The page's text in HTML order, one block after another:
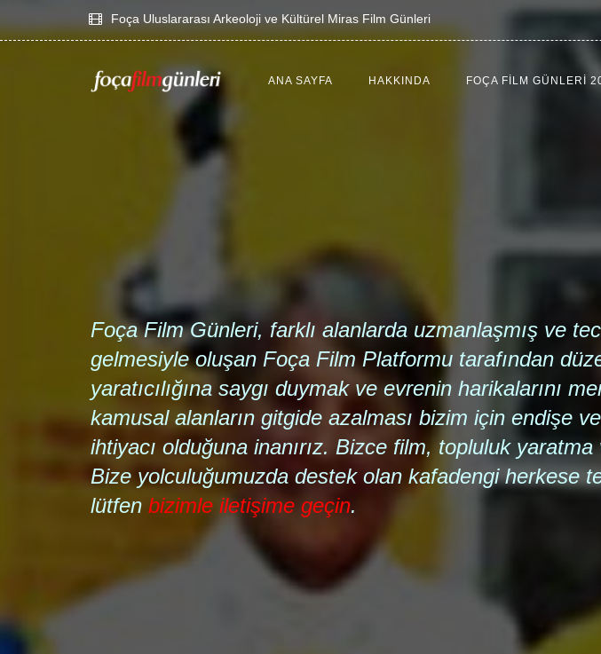
Foça Uluslararası Arkeoloji ve Kültürel Miras Film Günleri
ANA SAYFA HAKKINDA FOÇA FILM GÜNLERI
Foça Film Günleri, farklı alanlarda uzmanlaşmış ve
gelmesiyle oluşan Foça Film Platformu tarafından
yaratıcılığına saygı duymak ve evrenin harikalarını
kamusal alanların gitgide azalması bizim için endişe
ihtiyacı olduğuna inanırız. Bizce film, topluluk
Bize yolculuğumuzda destek olan kafadengi herkese
lütfen bizimle iletişime geçin.